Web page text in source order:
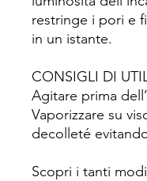
restringe i pori e
in un istante.
CONSIGLI DI
Agitare prima
Vaporizzare su
decolleté
Scopri i tanti